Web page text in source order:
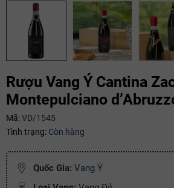
Rượu Vang Ý Cantina
Montepulciano
Mã:VD/1545
Tình trạng: Còn hàng
Quốc Gia: Vang Ý
Mã giảm giá:
Điều kiện: